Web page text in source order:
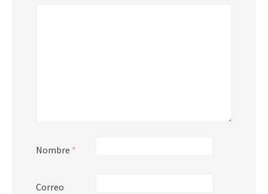
Nombre *
Correo